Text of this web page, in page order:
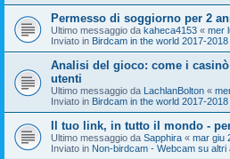
Permesso di soggiorno per 2
Ultimo messaggio da kaheca4153 « mer
Inviato in Birdcam in the world 2017-2018
Analisi del gioco: come i
utenti
Ultimo messaggio da LachlanBolton «
Inviato in Birdcam in the world 2017-2018
Il tuo link, in tutto il mondo -
Ultimo messaggio da Sapphira « mar giu
Inviato in Non-birdcam - Webcam su altri